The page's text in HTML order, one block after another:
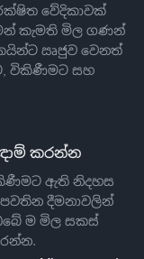
වේදිකාවක්
කැමති මිල ගණන්
ඍජුව වෙනත්
විකිණීමට සහ
කරන්න
ඇති නිදහස
දීමනාවලින්
ම මිල සකස්